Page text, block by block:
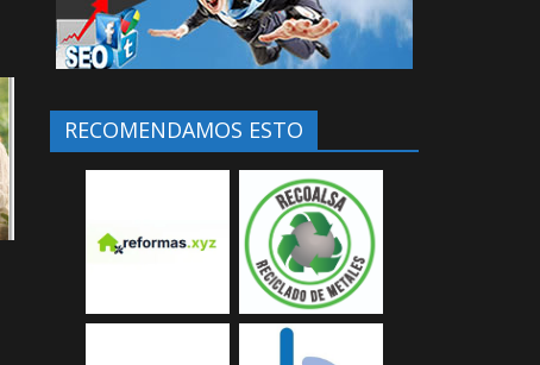
RECOMENDAMOS ESTO